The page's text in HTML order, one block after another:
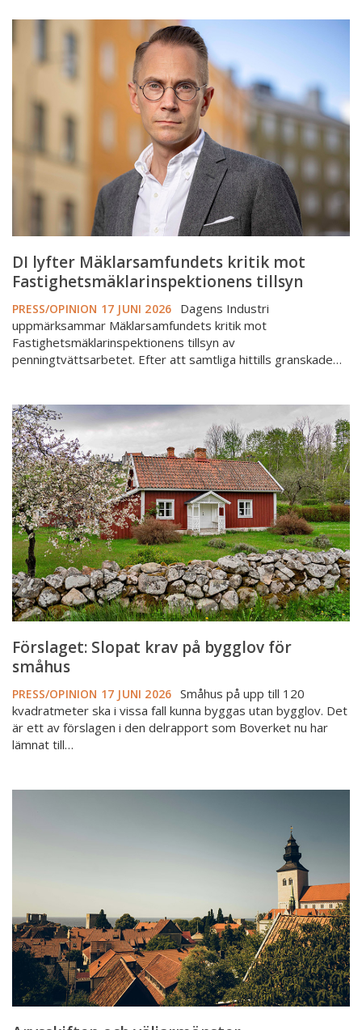
DI
Mäklarsamfundets
Fastighetsmäklarinspektionens
tillsyn
DI lyfter Mäklarsamfundets kritik mot
Fastighetsmäklarinspektionens tillsyn
PRESS/OPINION 17 JUNI 2026
Dagens Industri
uppmärksammar Mäklarsamfundets kritik mot
Fastighetsmäklarinspektionens tillsyn av
penningtvättsarbetet. Efter att samtliga hittills granskade…
Förslaget:
Slopat
krav
på
bygglov
för
småhus
Förslaget: Slopat krav på bygglov för
småhus
PRESS/OPINION 17 JUNI 2026 Småhus på upp till 120
kvadratmeter ska i vissa fall kunna byggas utan bygglov. Det
är ett av förslagen i den delrapport som Boverket nu har
lämnat till…
Arvsskiften
Almedalen
2026